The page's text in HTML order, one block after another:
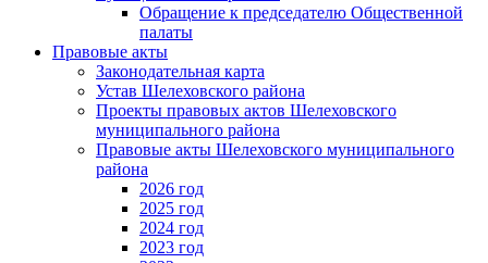
Обращение к председателю Общественной
палаты
Правовые акты
Законодательная карта
Устав Шелеховского района
Проекты правовых актов Шелеховского
муниципального района
Правовые акты Шелеховского муниципального
района
2026 год
2025 год
2024 год
2023 год